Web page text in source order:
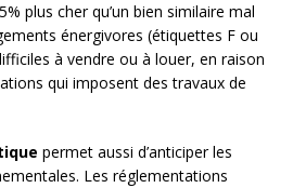
plus cher qu’un bien similaire mal
énergivores (étiquettes F ou
à vendre ou à louer, en raison
qui imposent des travaux de
permet aussi d’anticiper les
Les réglementations